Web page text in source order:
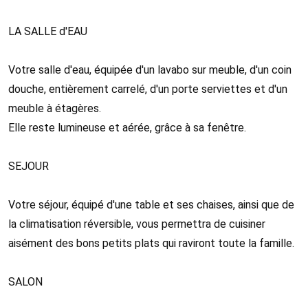
LA SALLE d'EAU
Votre salle d'eau, équipée d'un lavabo sur meuble, d'un coin
douche, entièrement carrelé, d'un porte serviettes et d'un
meuble à étagères.
Elle reste lumineuse et aérée, grâce à sa fenêtre.
SEJOUR
Votre séjour, équipé d'une table et ses chaises, ainsi que de
la climatisation réversible, vous permettra de cuisiner
aisément des bons petits plats qui raviront toute la famille.
SALON